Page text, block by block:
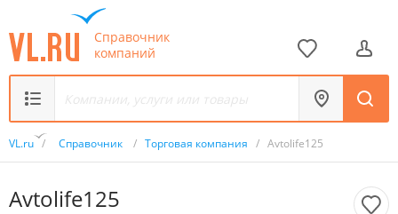
Справочник
компаний
VL.ru / Справочник / Торговая компания / Avtolife125
Avtolife125